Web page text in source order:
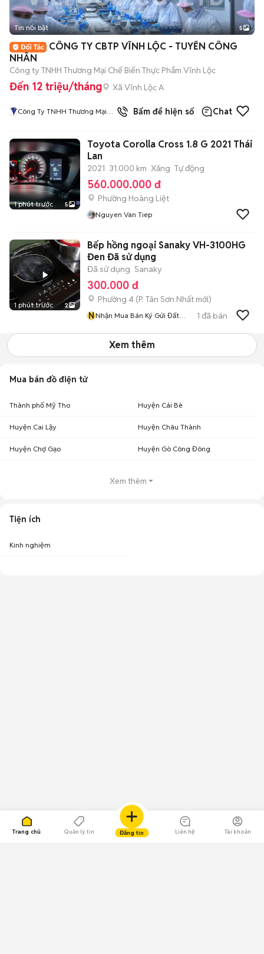
Trang chủ Quản lý tin Đăng tin Liên hệ Tài khoản
Tin nổi bật 5
CÔNG TY CBTP VĨNH LỘC - TUYỂN CÔNG
NHÂN
Công ty TNHH Thương Mại Chế Biến Thực Phẩm Vĩnh Lộc
Đến 12 triệu/tháng Xã Vĩnh Lộc A
Công Ty TNHH Thương Mại
1đã bán
Bấm để hiện số Chat
1 phút trước 5
Toyota Corolla Cross 1.8 G 2021 Thái
Lan
2021 31.000 km Xăng Tự động
560.000.000 đ
Phường Hoàng Liệt
Nguyen Van Tiep
1 phút trước 2
Bếp hồng ngoại Sanaky VH-3100HG
Đen Đã sử dụng
Đã sử dụng Sanaky
300.000 đ
Phường 4 (P. Tân Sơn Nhất mới)
NNhận Mua Bán Ký Gửi Đất
1 đã bán
Xem thêm
Mua bán đồ điện tử
Thành phố Mỹ Tho Huyện Cái Bè
Huyện Cai Lậy Huyện Châu Thành
Huyện Chợ Gạo Huyện Gò Công Đông
Xem thêm
Tiện ích
Kinh nghiệm